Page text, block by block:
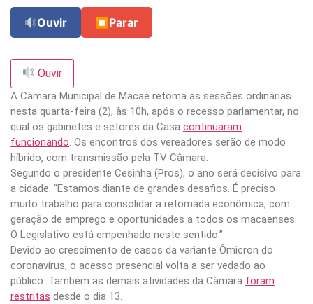
Ouvir ⏹ Parar
Ouvir
A Câmara Municipal de Macaé retoma as sessões ordinárias
nesta quarta-feira (2), às 10h, após o recesso parlamentar, no
qual os gabinetes e setores da Casa continuaram
funcionando. Os encontros dos vereadores serão de modo
híbrido, com transmissão pela TV Câmara.
Segundo o presidente Cesinha (Pros), o ano será decisivo para
a cidade. “Estamos diante de grandes desafios. É preciso
muito trabalho para consolidar a retomada econômica, com
geração de emprego e oportunidades a todos os macaenses.
O Legislativo está empenhado neste sentido.”
Devido ao crescimento de casos da variante Ômicron do
coronavírus, o acesso presencial volta a ser vedado ao
público. Também as demais atividades da Câmara foram
restritas desde o dia 13.